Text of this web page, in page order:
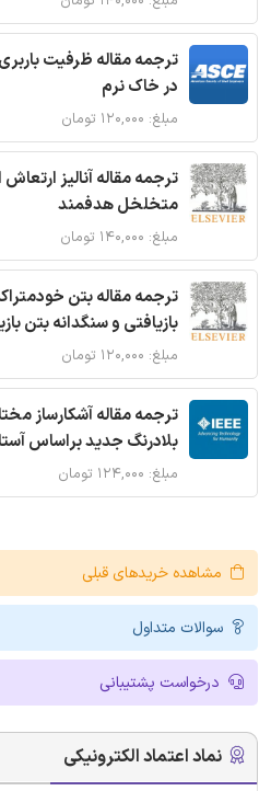
ترجمه مقاله ظرفیت
در خاک نرم
مبلغ: ۱۲۰,۰۰۰ تومان
ترجمه مقاله آنالیز
متخلخل هدفمند
مبلغ: ۱۴۰,۰۰۰ تومان
ترجمه مقاله بتن
بازیافتی و سنگدانه بتن
مبلغ: ۱۲۰,۰۰۰ تومان
بلادرنگ جدید براساس
مبلغ: ۱۲۴,۰۰۰ تومان
مشاهده خریدهای قبلی
سوالات متداول
درخواست پشتیبانی
نماد اعتماد الکترونیکی